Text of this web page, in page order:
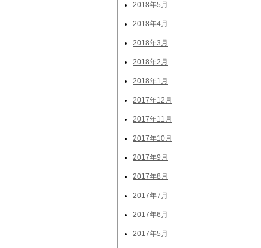
2018年5月
2018年4月
2018年3月
2018年2月
2018年1月
2017年12月
2017年11月
2017年10月
2017年9月
2017年8月
2017年7月
2017年6月
2017年5月